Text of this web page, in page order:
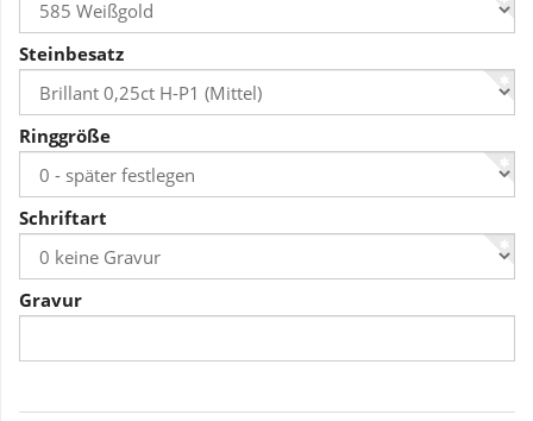
Steinbesatz
Ringgröße
Schriftart
Gravur